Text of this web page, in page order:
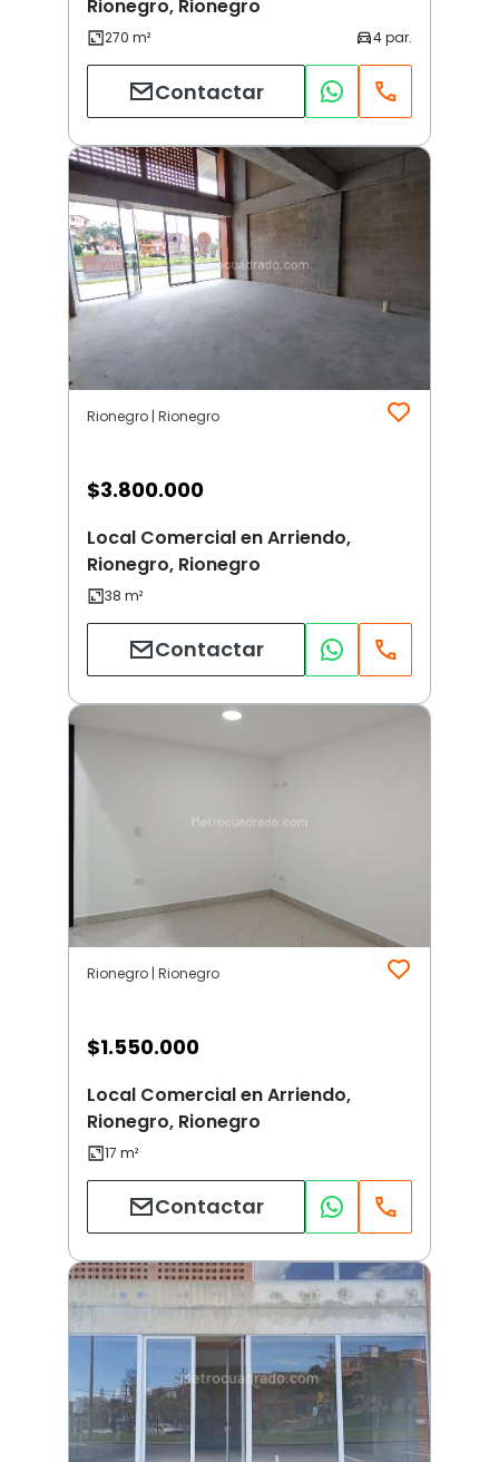
Rionegro, Rionegro
Contactar
Rionegro | Rionegro
$3.800.000
Local Comercial en Arriendo,
Rionegro, Rionegro
Contactar
Rionegro | Rionegro
$1.550.000
Local Comercial en Arriendo,
Rionegro, Rionegro
Contactar